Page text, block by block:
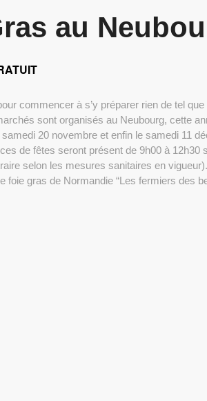
au
commencer à s’y préparer rien de tel
sont organisés au Neubourg, cette
20 novembre et enfin le samedi 11
de fêtes seront présent de 9h00 à 12h30
selon les mesures sanitaires en
gras de Normandie “Les fermiers des